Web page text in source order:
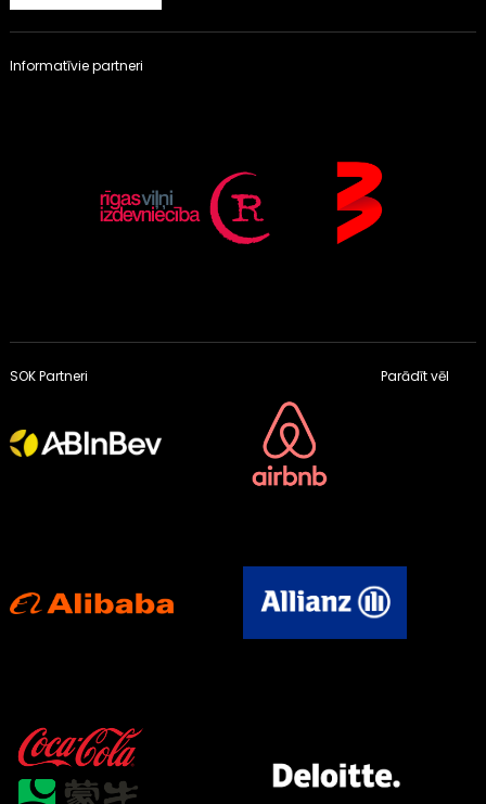
Informatīvie partneri
SOK Partneri Parādīt vēl